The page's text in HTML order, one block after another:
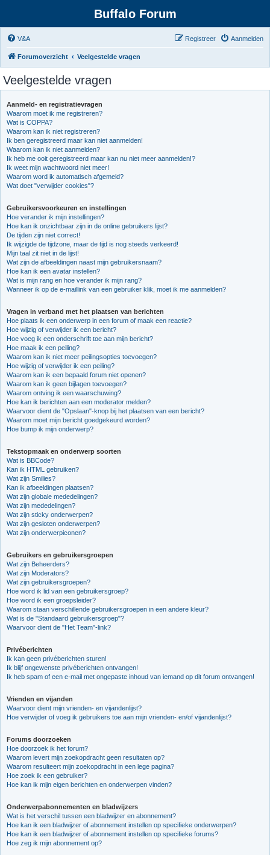
Buffalo Forum
V&A Aanmelden
Registreer
Forumoverzicht Veelgestelde vragen
Veelgestelde vragen
Aanmeld- en registratievragen
Waarom moet ik me registreren?
Wat is COPPA?
Waarom kan ik niet registreren?
Ik ben geregistreerd maar kan niet aanmelden!
Waarom kan ik niet aanmelden?
Ik heb me ooit geregistreerd maar kan nu niet meer aanmelden!?
Ik weet mijn wachtwoord niet meer!
Waarom word ik automatisch afgemeld?
Wat doet "verwijder cookies"?
Gebruikersvoorkeuren en instellingen
Hoe verander ik mijn instellingen?
Hoe kan ik onzichtbaar zijn in de online gebruikers lijst?
De tijden zijn niet correct!
Ik wijzigde de tijdzone, maar de tijd is nog steeds verkeerd!
Mijn taal zit niet in de lijst!
Wat zijn de afbeeldingen naast mijn gebruikersnaam?
Hoe kan ik een avatar instellen?
Wat is mijn rang en hoe verander ik mijn rang?
Wanneer ik op de e-maillink van een gebruiker klik, moet ik me aanmelden?
Vragen in verband met het plaatsen van berichten
Hoe plaats ik een onderwerp in een forum of maak een reactie?
Hoe wijzig of verwijder ik een bericht?
Hoe voeg ik een onderschrift toe aan mijn bericht?
Hoe maak ik een peiling?
Waarom kan ik niet meer peilingsopties toevoegen?
Hoe wijzig of verwijder ik een peiling?
Waarom kan ik een bepaald forum niet openen?
Waarom kan ik geen bijlagen toevoegen?
Waarom ontving ik een waarschuwing?
Hoe kan ik berichten aan een moderator melden?
Waarvoor dient de "Opslaan"-knop bij het plaatsen van een bericht?
Waarom moet mijn bericht goedgekeurd worden?
Hoe bump ik mijn onderwerp?
Tekstopmaak en onderwerp soorten
Wat is BBCode?
Kan ik HTML gebruiken?
Wat zijn Smilies?
Kan ik afbeeldingen plaatsen?
Wat zijn globale mededelingen?
Wat zijn mededelingen?
Wat zijn sticky onderwerpen?
Wat zijn gesloten onderwerpen?
Wat zijn onderwerpiconen?
Gebruikers en gebruikersgroepen
Wat zijn Beheerders?
Wat zijn Moderators?
Wat zijn gebruikersgroepen?
Hoe word ik lid van een gebruikersgroep?
Hoe word ik een groepsleider?
Waarom staan verschillende gebruikersgroepen in een andere kleur?
Wat is de "Standaard gebruikersgroep"?
Waarvoor dient de "Het Team"-link?
Privéberichten
Ik kan geen privéberichten sturen!
Ik blijf ongewenste privéberichten ontvangen!
Ik heb spam of een e-mail met ongepaste inhoud van iemand op dit forum ontvangen!
Vrienden en vijanden
Waarvoor dient mijn vrienden- en vijandenlijst?
Hoe verwijder of voeg ik gebruikers toe aan mijn vrienden- en/of vijandenlijst?
Forums doorzoeken
Hoe doorzoek ik het forum?
Waarom levert mijn zoekopdracht geen resultaten op?
Waarom resulteert mijn zoekopdracht in een lege pagina?
Hoe zoek ik een gebruiker?
Hoe kan ik mijn eigen berichten en onderwerpen vinden?
Onderwerpabonnementen en bladwijzers
Wat is het verschil tussen een bladwijzer en abonnement?
Hoe kan ik een bladwijzer of abonnement instellen op specifieke onderwerpen?
Hoe kan ik een bladwijzer of abonnement instellen op specifieke forums?
Hoe zeg ik mijn abonnement op?